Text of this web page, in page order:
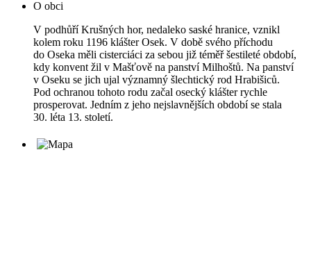
O obci
V podhůří Krušných hor, nedaleko saské hranice, vznikl
kolem roku 1196 klášter Osek. V době svého příchodu
do Oseka měli cisterciáci za sebou již téměř šestileté období,
kdy konvent žil v Mašťově na panství Milhoštů. Na panství
v Oseku se jich ujal významný šlechtický rod Hrabišiců.
Pod ochranou tohoto rodu začal osecký klášter rychle
prosperovat. Jedním z jeho nejslavnějších období se stala
30. léta 13. století.